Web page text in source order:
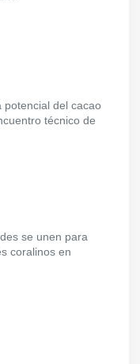
potencial del cacao
técnico de
se unen para
coralinos en